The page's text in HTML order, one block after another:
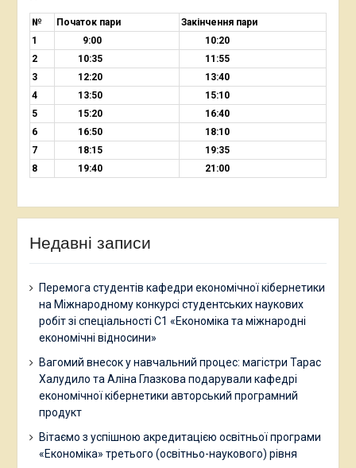
№ Початок пари
Закінчення пари
1
9:00
10:20
2
10:35
11:55
3
12:20
13:40
4
13:50
15:10
5
15:20
16:40
6
16:50
18:10
7
18:15
19:35
8
19:40 21:00
Недавні записи
Перемога студентів кафедри економічної кібернетики
на Міжнародному конкурсі студентських наукових
робіт зі спеціальності С1 «Економіка та міжнародні
економічні відносини»
Вагомий внесок у навчальний процес: магістри Тарас
Халудило та Аліна Глазкова подарували кафедрі
економічної кібернетики авторський програмний
продукт
Вітаємо з успішною акредитацією освітньої програми
«Економіка» третього (освітньо-наукового) рівня